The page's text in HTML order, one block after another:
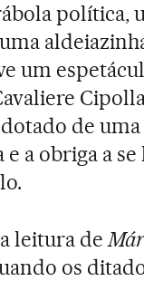
política,
um
de
e a obriga a
leitura de
os